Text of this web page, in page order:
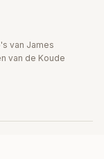
van James
van de Koude